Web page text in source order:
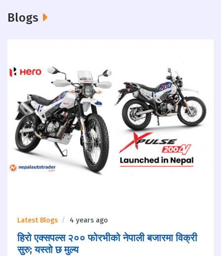
Blogs
Latest Blogs 4 years ago
हिरो एक्सपल्स २०० फोरभीको नेपाली बजारमा विक्री
सुरु; यस्तो छ मुल्य